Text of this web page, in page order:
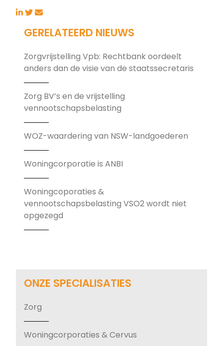
GERELATEERD NIEUWS
Zorgvrijstelling Vpb: Rechtbank oordeelt
anders dan de visie van de staatssecretaris
Zorg BV’s en de vrijstelling
vennootschapsbelasting
WOZ-waardering van NSW-landgoederen
Woningcorporatie is ANBI
Woningcoporaties &
vennootschapsbelasting VSO2 wordt niet
opgezegd
ONZE SPECIALISATIES
Zorg
Woningcorporaties & Cervus